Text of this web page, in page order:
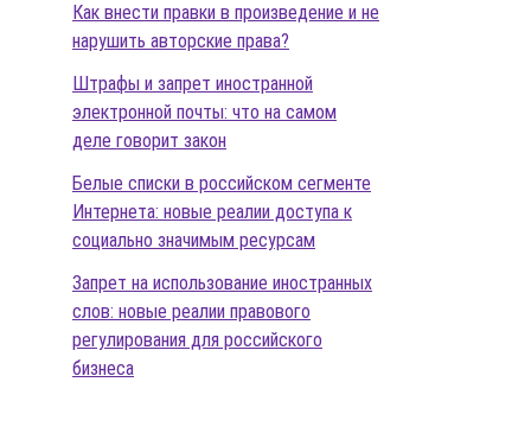
Как внести правки в произведение и не
нарушить авторские права?
Штрафы и запрет иностранной
электронной почты: что на самом
деле говорит закон
Белые списки в российском сегменте
Интернета: новые реалии доступа к
социально значимым ресурсам
Запрет на использование иностранных
слов: новые реалии правового
регулирования для российского
бизнеса